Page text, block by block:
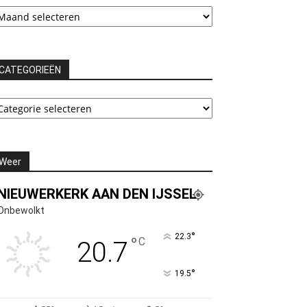
AAN DEN IJSSEL
20.7 °C 22.3°
19.5°